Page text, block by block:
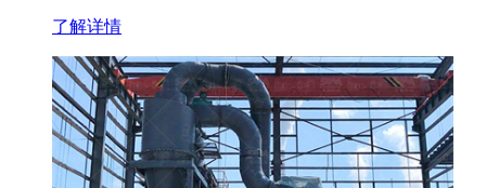
了解详情